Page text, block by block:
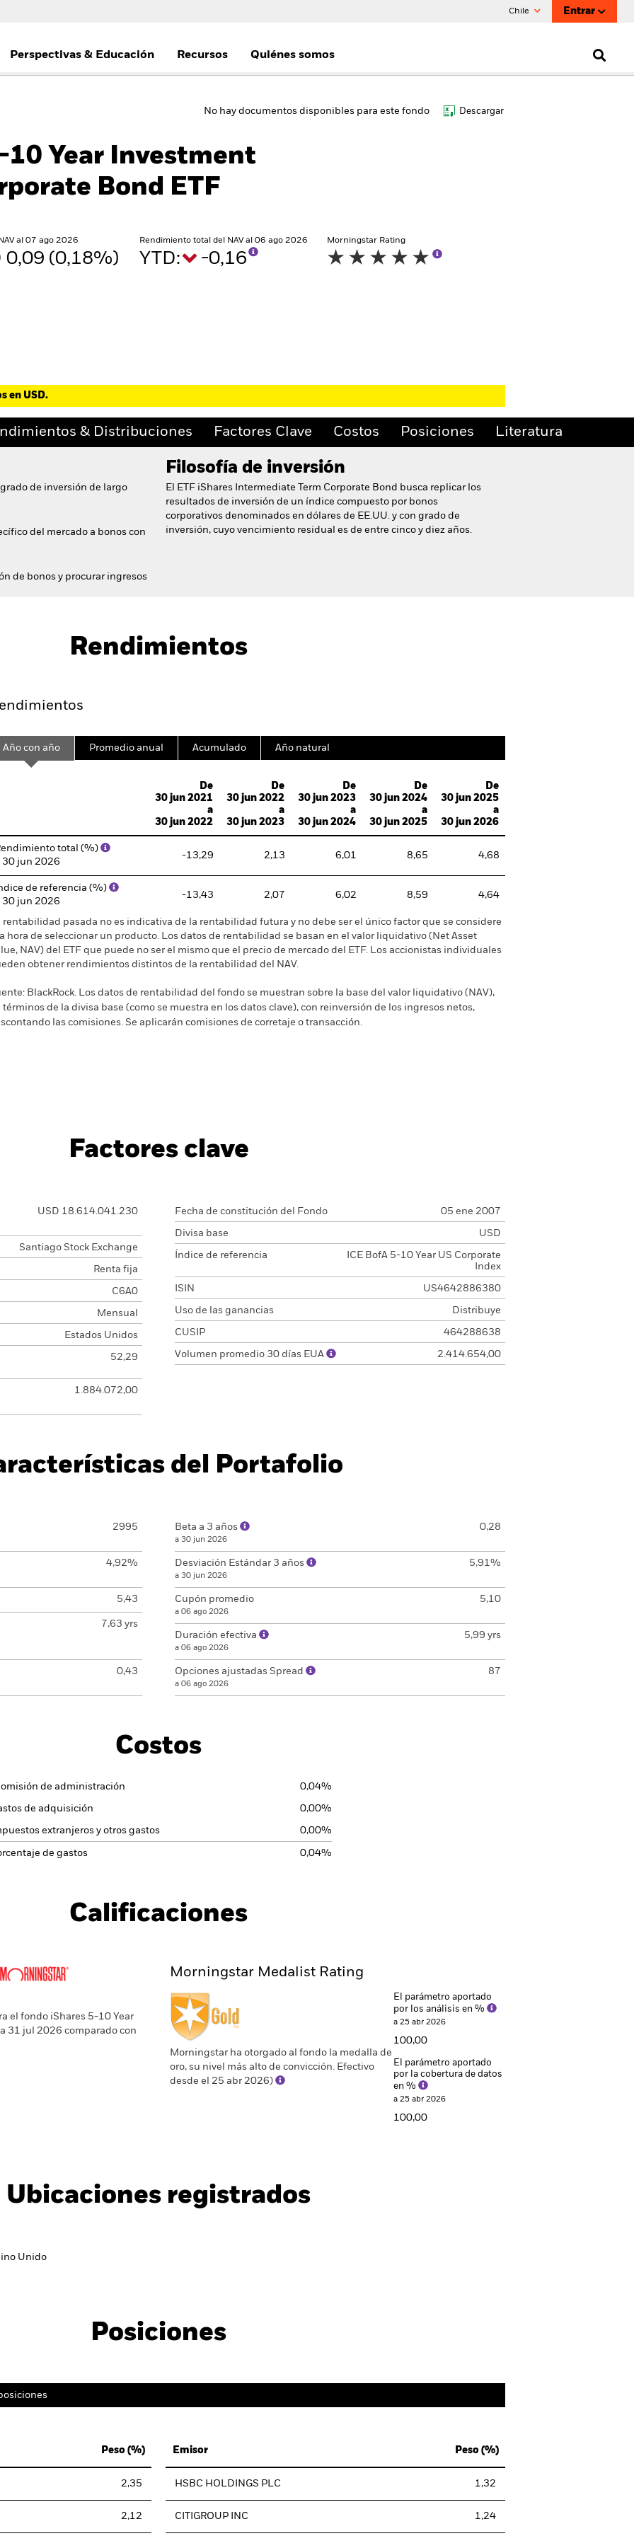
Chile Entrar
Perspectivas & Educación Recursos Quiénes somos
No hay documentos disponibles para este fondo Descargar
10 Year Investment
Bond ETF
al 07 ago 2026
0,09 (0,18%)
Rendimiento total del NAV al 06 ago 2026
YTD: -0,16
Morningstar Rating
en USD.
& Distribuciones Factores Clave Costos Posiciones Literatura
de inversión de largo
del mercado a bonos con
de bonos y procurar ingresos
Filosofía de inversión
El ETF iShares Intermediate Term Corporate Bond busca replicar los
resultados de inversión de un índice compuesto por bonos
corporativos denominados en dólares de EE.UU. y con grado de
inversión, cuyo vencimiento residual es de entre cinco y diez años.
& Distribuciones Factores Clave
Rendimientos
2006-10-01 00:00:00 to 2026-07-31 00:00:00.
-100 to 200.
Año con año Promedio anual Acumulado Año natural
De
30 jun 2021
a
30 jun 2022
De
30 jun 2022
a
30 jun 2023
De
30 jun 2023
a
30 jun 2024
De
30 jun 2024
a
30 jun 2025
De
30 jun 2025
a
30 jun 2026
total (%)
30 jun 2026
-13,29 2,13 6,01 8,65 4,68
de referencia (%)
30 jun 2026
-13,43 2,07 6,02 8,59 4,64
rentabilidad pasada no es indicativa de la rentabilidad futura y no debe ser el único factor que se considere
hora de seleccionar un producto. Los datos de rentabilidad se basan en el valor liquidativo (Net Asset
NAV) del ETF que puede no ser el mismo que el precio de mercado del ETF. Los accionistas individuales
obtener rendimientos distintos de la rentabilidad del NAV.
BlackRock. Los datos de rentabilidad del fondo se muestran sobre la base del valor liquidativo (NAV),
términos de la divisa base (como se muestra en los datos clave), con reinversión de los ingresos netos,
las comisiones. Se aplicarán comisiones de corretaje o transacción.
Factores clave
USD 18.614.041.230
Santiago Stock Exchange
Renta fija
C6A0
Mensual
Estados Unidos
52,29
1.884.072,00
Fecha de constitución del Fondo 05 ene 2007
Divisa base USD
Índice de referencia
ICE BofA 5-10 Year US Corporate
Index
ISIN US4642886380
Uso de las ganancias Distribuye
CUSIP 464288638
Volumen promedio 30 días EUA 2.414.654,00
del Portafolio
2995
4,92%
5,43
7,63 yrs
0,43
Beta a 3 años
a 30 jun 2026
0,28
Desviación Estándar 3 años
a 30 jun 2026
5,91%
Cupón promedio
a 06 ago 2026
5,10
Duración efectiva
a 06 ago 2026
5,99 yrs
Opciones ajustadas Spread
a 06 ago 2026
87
Costos
de administración 0,04%
de adquisición 0,00%
extranjeros y otros gastos 0,00%
de gastos 0,04%
Calificaciones
el fondo iShares 5-10 Year
31 jul 2026 comparado con
Morningstar Medalist Rating
Morningstar ha otorgado al fondo la medalla de
oro, su nivel más alto de convicción. Efectivo
desde el 25 abr 2026)
El parámetro aportado
por los análisis en %
a 25 abr 2026
100,00
El parámetro aportado
por la cobertura de datos
en %
a 25 abr 2026
100,00
Ubicaciones registrados
Unido
Posiciones
Peso (%)
2,35
2,12
Emisor Peso (%)
HSBC HOLDINGS PLC 1,32
CITIGROUP INC 1,24